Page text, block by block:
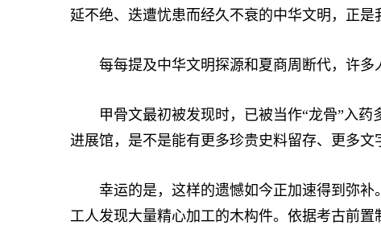
延不绝、迭遭忧患而经久不衰的中华文明，正是
每每提及中华文明探源和夏商周断代，许多
甲骨文最初被发现时，已被当作“龙骨”入药
进展馆，是不是能有更多珍贵史料留存、更多文
幸运的是，这样的遗憾如今正加速得到弥补
工人发现大量精心加工的木构件。依据考古前置